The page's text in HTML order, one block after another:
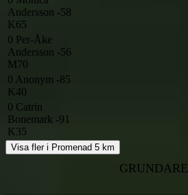
Andersson -58
K65
0 Per-Åke
Andersson -56
M70
0 Anonym -85
K40
0 Catrin
Bonemark -91
K35
Visa fler i Promenad 5 km
GRUNDARE